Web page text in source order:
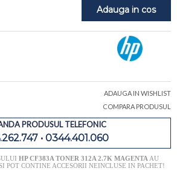
Adauga in cos
ADAUGA IN WISHLIST
COMPARA PRODUSUL
PRODUSUL TELEFONIC
• 0344.401.060
HP CF383A TONER 312A 2.7K MAGENTA AU
POT CONTINE ACCESORII NEINCLUSE IN PACHET!